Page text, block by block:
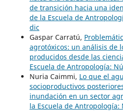
de transición hacia una
de la Escuela de
dic
Gaspar Carratú,
agrotóxicos: un análisis de
producidos desde las
Escuela de Antropología:
Nuria Caimmi, Lo que el
socioproductivos
inundación en un sector
la Escuela de Antropología: